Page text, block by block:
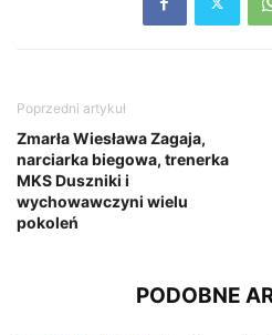
Poprzedni artykuł
Zmarła Wiesława Zagaja,
narciarka biegowa, trenerka
MKS Duszniki i
wychowawczyni wielu
pokoleń
PODOBNE